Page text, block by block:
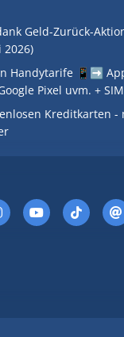
Geld-Zurück-
2026)
Handytarife 📱➡️
Pixel uvm. +
Kreditkarten -